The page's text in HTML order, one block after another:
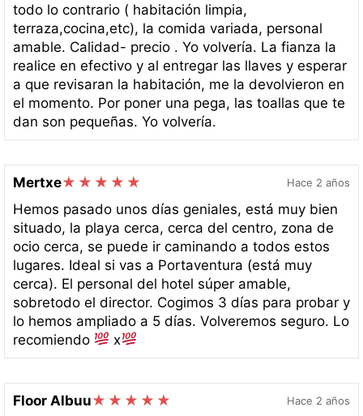
todo lo contrario ( habitación limpia,
terraza,cocina,etc), la comida variada, personal
amable. Calidad- precio . Yo volvería. La fianza la
realice en efectivo y al entregar las llaves y esperar
a que revisaran la habitación, me la devolvieron en
el momento. Por poner una pega, las toallas que te
dan son pequeñas. Yo volvería.
Mertxe Hace 2 años
Hemos pasado unos días geniales, está muy bien
situado, la playa cerca, cerca del centro, zona de
ocio cerca, se puede ir caminando a todos estos
lugares. Ideal si vas a Portaventura (está muy
cerca). El personal del hotel súper amable,
sobretodo el director. Cogimos 3 días para probar y
lo hemos ampliado a 5 días. Volveremos seguro. Lo
recomiendo
x
Floor Albuu Hace 2 años